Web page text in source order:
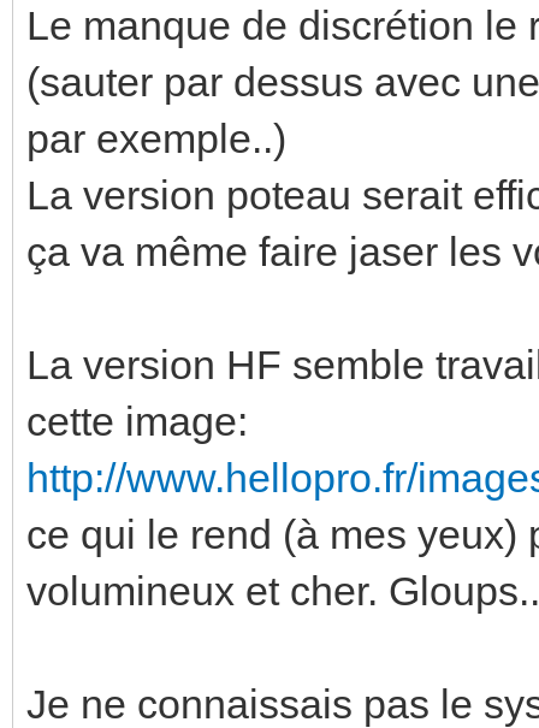
Le manque de discrétion le
(sauter par dessus avec
par exemple..)
La version poteau serait
ça va même faire jaser
La version HF semble
cette image:
http://www.hellopro.fr/
ce qui le rend (à mes yeux)
volumineux et cher.
Je ne connaissais pas le